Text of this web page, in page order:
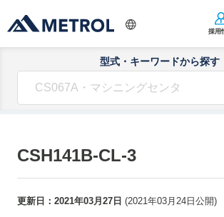
採用
型式・キーワードから探す
CSH141B-CL-3
更新日： 2021年03月27日 (2021年03月24日 公開)